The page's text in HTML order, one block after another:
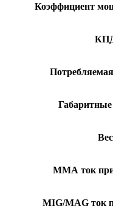
Коэффициент
Вес
ММА ток
MIG/MAG ток